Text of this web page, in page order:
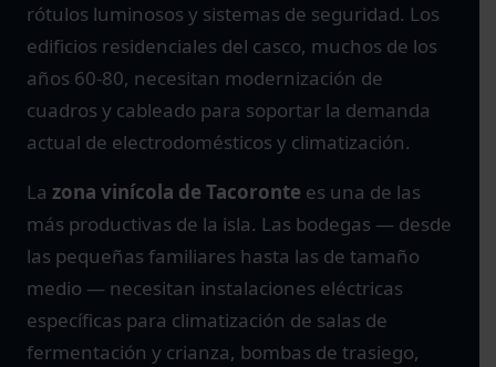
rótulos luminosos y sistemas de seguridad. Los
edificios residenciales del casco, muchos de los
años 60-80, necesitan modernización de
cuadros y cableado para soportar la demanda
actual de electrodomésticos y climatización.
La zona vinícola de Tacoronte es una de las
más productivas de la isla. Las bodegas — desde
las pequeñas familiares hasta las de tamaño
medio — necesitan instalaciones eléctricas
específicas para climatización de salas de
fermentación y crianza, bombas de trasiego,